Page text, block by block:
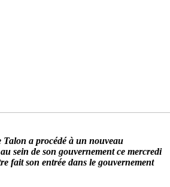
Talon a procédé à un nouveau
sein de son gouvernement ce mercredi
fait son entrée dans le gouvernement